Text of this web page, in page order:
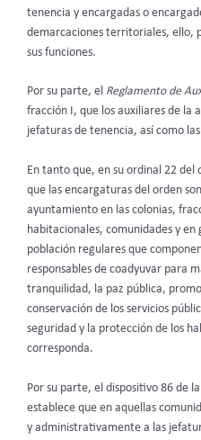
tenencia y encargadas o
demarcaciones territoriales, ello,
sus funciones.
Por su parte, el Reglamento de
fracción I, que los auxiliares de la
jefaturas de tenencia, así como
En tanto que, en su ordinal 22
que las encargaturas del orden
ayuntamiento en las colonias,
habitacionales, comunidades y
población regulares que
responsables de coadyuvar para
tranquilidad, la paz pública,
conservación de los servicios
seguridad y la protección de los
corresponda.
Por su parte, el dispositivo 86 de la
establece que en aquellas
y administrativamente a las